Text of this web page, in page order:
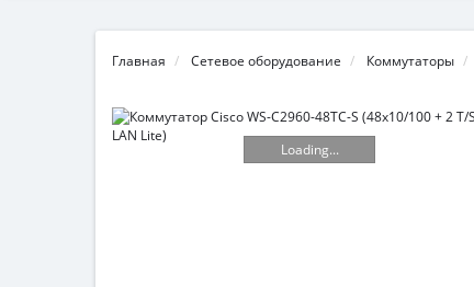
Главная Сетевое оборудование Коммутаторы
Loading...